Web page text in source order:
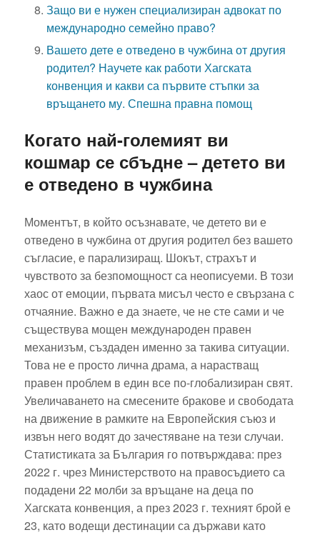
Защо ви е нужен специализиран адвокат по
международно семейно право?
Вашето дете е отведено в чужбина от другия
родител? Научете как работи Хагската
конвенция и какви са първите стъпки за
връщането му. Спешна правна помощ
Когато най-големият ви
кошмар се сбъдне – детето ви
е отведено в чужбина
Моментът, в който осъзнавате, че детето ви е
отведено в чужбина от другия родител без вашето
съгласие, е парализиращ. Шокът, страхът и
чувството за безпомощност са неописуеми. В този
хаос от емоции, първата мисъл често е свързана с
отчаяние. Важно е да знаете, че не сте сами и че
съществува мощен международен правен
механизъм, създаден именно за такива ситуации.
Това не е просто лична драма, а нарастващ
правен проблем в един все по-глобализиран свят.
Увеличаването на смесените бракове и свободата
на движение в рамките на Европейския съюз и
извън него водят до зачестяване на тези случаи.
Статистиката за България го потвърждава: през
2022 г. чрез Министерството на правосъдието са
подадени 22 молби за връщане на деца по
Хагската конвенция, а през 2023 г. техният брой е
23, като водещи дестинации са държави като